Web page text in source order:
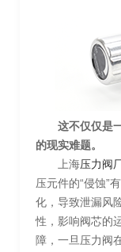
这不仅仅是
的现实难题。
上海压力阀
压元件的“侵蚀”
化，导致泄漏风
性，影响阀芯的
障，一旦压力阀